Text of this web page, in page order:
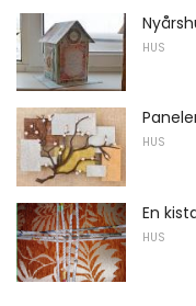
HUS
HUS
En
HUS